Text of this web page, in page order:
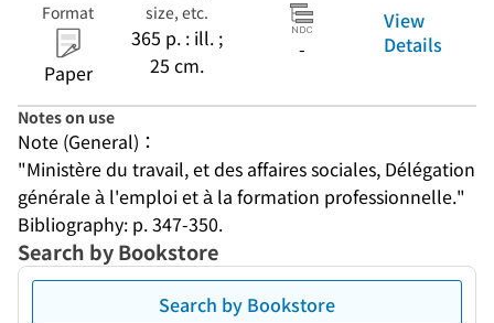
Format
Paper
size, etc.
365 p. : ill. ;
25 cm.
-
View
Details
Notes on use
Note (General)：
"Ministère du travail, et des affaires sociales, Délégation
générale à l'emploi et à la formation professionnelle."
Bibliography: p. 347-350.
Search by Bookstore
Search by Bookstore